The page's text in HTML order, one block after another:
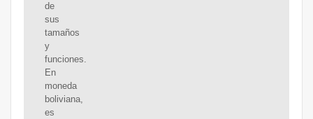
de
sus
tamaños
y
funciones.
En
moneda
boliviana,
es